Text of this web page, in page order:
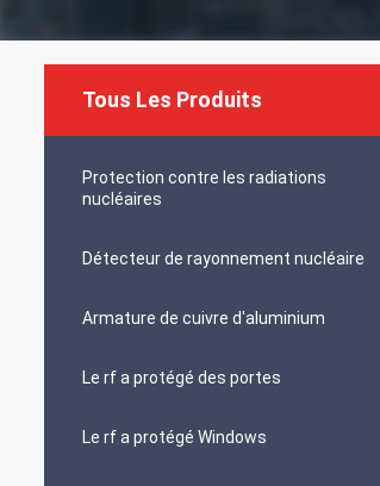
Tous Les Produits
Protection contre les radiations
nucléaires
Détecteur de rayonnement nucléaire
Armature de cuivre d'aluminium
Le rf a protégé des portes
Le rf a protégé Windows